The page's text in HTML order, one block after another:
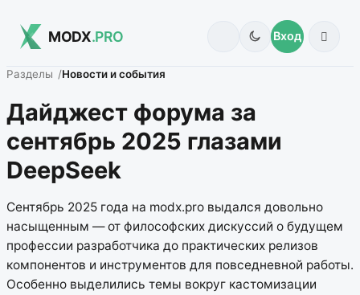
MODX.PRO Вход
Разделы Новости и события
Дайджест форума за
сентябрь 2025 глазами
DeepSeek
Сентябрь 2025 года на modx.pro выдался довольно
насыщенным — от философских дискуссий о будущем
профессии разработчика до практических релизов
компонентов и инструментов для повседневной работы.
Особенно выделились темы вокруг кастомизации